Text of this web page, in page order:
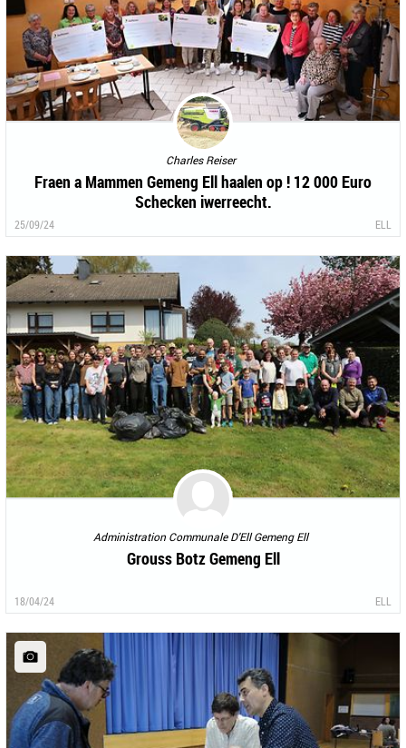
Charles Reiser
Fraen a Mammen Gemeng Ell haalen op ! 12 000 Euro
Schecken iwerreecht.
25/09/24 ELL
Administration Communale D'Ell Gemeng Ell
Grouss Botz Gemeng Ell
18/04/24 ELL